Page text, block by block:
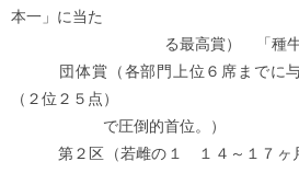
本一」に当た
る最高賞） 「種牛の
団体賞（各部門上位６席までに与
（２位２５点）
で圧倒的首位。）
第２区（若雌の１ １４～